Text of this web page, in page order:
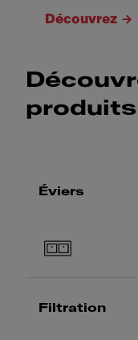
Découvrez
produits
Éviers
Filtration